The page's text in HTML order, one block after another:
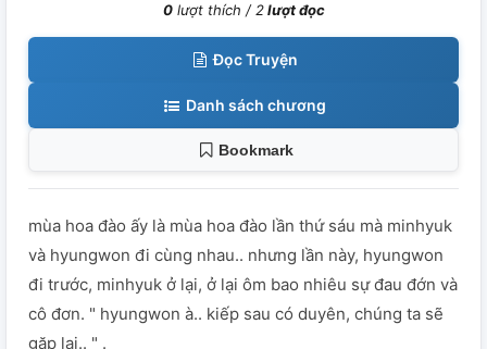
0lượt thích /2lượt đọc
Đọc Truyện
Danh sách chương
Bookmark
mùa hoa đào ấy là mùa hoa đào lần thứ sáu mà minhyuk
và hyungwon đi cùng nhau.. nhưng lần này, hyungwon
đi trước, minhyuk ở lại, ở lại ôm bao nhiêu sự đau đớn và
cô đơn. " hyungwon à.. kiếp sau có duyên, chúng ta sẽ
gặp lại.. " .